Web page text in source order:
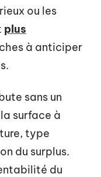
ou les
plus
à anticiper
sans un
surface à
type
du surplus.
du